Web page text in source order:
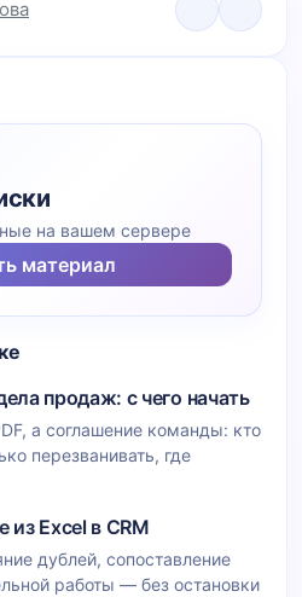
на вашем сервере
материал
продаж: с чего начать
а соглашение команды: кто
перезванивать, где
из Excel в CRM
дублей, сопоставление
работы — без остановки